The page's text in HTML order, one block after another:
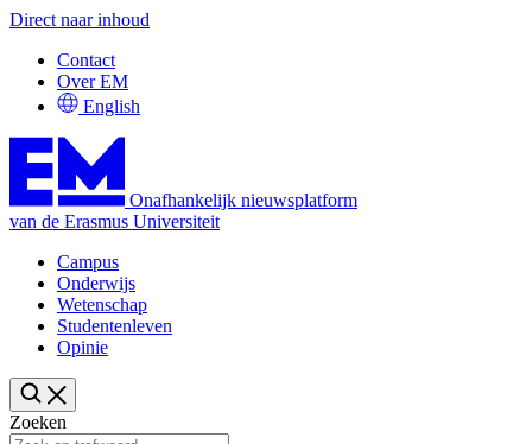
Direct naar inhoud
Contact
Over EM
English
Onafhankelijk nieuwsplatform
van de Erasmus Universiteit
Campus
Onderwijs
Wetenschap
Studentenleven
Opinie
Zoeken